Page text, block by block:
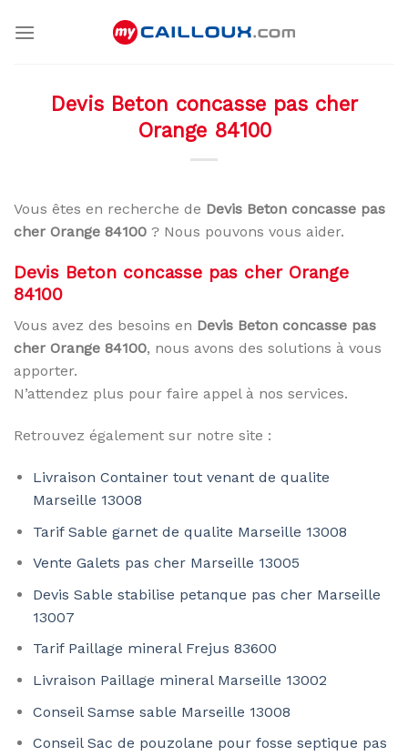
Devis Beton concasse pas cher
Orange 84100
Vous êtes en recherche de Devis Beton concasse pas
cher Orange 84100 ? Nous pouvons vous aider.
Devis Beton concasse pas cher Orange
84100
Vous avez des besoins en Devis Beton concasse pas
cher Orange 84100, nous avons des solutions à vous
apporter.
N’attendez plus pour faire appel à nos services.
Retrouvez également sur notre site :
Livraison Container tout venant de qualite
Marseille 13008
Tarif Sable garnet de qualite Marseille 13008
Vente Galets pas cher Marseille 13005
Devis Sable stabilise petanque pas cher Marseille
13007
Tarif Paillage mineral Frejus 83600
Livraison Paillage mineral Marseille 13002
Conseil Samse sable Marseille 13008
Conseil Sac de pouzolane pour fosse septique pas